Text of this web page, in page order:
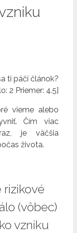
ti páči článok?
2 Priemer: 4.5]
vieme alebo
Čím viac
je väčšia
života.
rizikové
(vôbec)
vzniku